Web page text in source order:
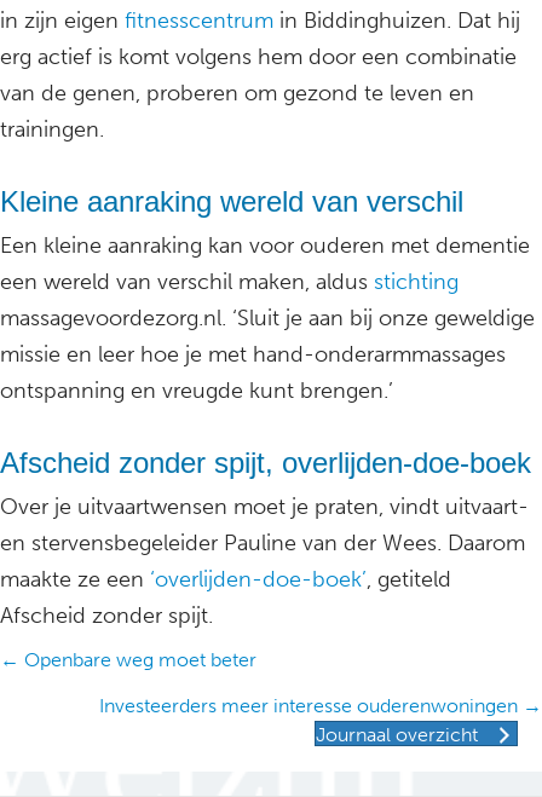
in zijn eigen fitnesscentrum in Biddinghuizen. Dat hij
erg actief is komt volgens hem door een combinatie
van de genen, proberen om gezond te leven en
trainingen.
Kleine aanraking wereld van verschil
Een kleine aanraking kan voor ouderen met dementie
een wereld van verschil maken, aldus stichting
massagevoordezorg.nl. ‘Sluit je aan bij onze geweldige
missie en leer hoe je met hand-onderarmmassages
ontspanning en vreugde kunt brengen.’
Afscheid zonder spijt, overlijden-doe-boek
Over je uitvaartwensen moet je praten, vindt uitvaart-
en stervensbegeleider Pauline van der Wees. Daarom
maakte ze een ‘overlijden-doe-boek’, getiteld
Afscheid zonder spijt.
Posts
navigation
← Openbare weg moet beter
Investeerders meer interesse ouderenwoningen →
Journaal overzicht